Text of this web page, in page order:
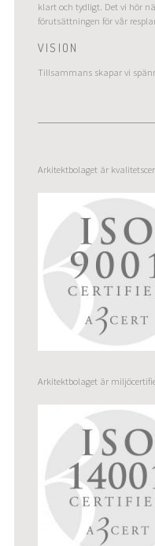
klart och tydligt. Det vi hör
förutsättningen för vår
VISION
Tillsammans skapar vi
Arkitektbolaget är
Arkitektbolaget är